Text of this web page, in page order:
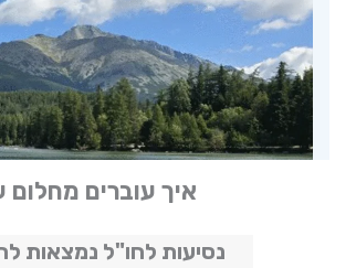
איך עוברים מחלום
נסיעות לחו"ל נמצאות